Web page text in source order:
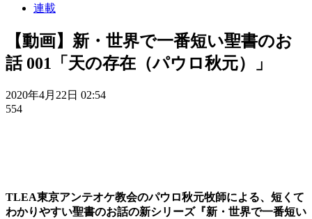
連載
【動画】新・世界で一番短い聖書のお
話 001「天の存在（パウロ秋元）」
2020年4月22日 02:54
554
TLEA東京アンテオケ教会のパウロ秋元牧師による、短くて
わかりやすい聖書のお話の新シリーズ『新・世界で一番短い